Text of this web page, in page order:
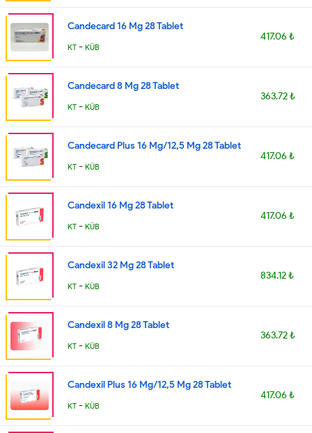
Candecard 16 Mg 28 Tablet
KT - KÜB
417.06 ₺
Candecard 8 Mg 28 Tablet
KT - KÜB
363.72 ₺
Candecard Plus 16 Mg/12,5 Mg 28 Tablet
KT - KÜB
417.06 ₺
Candexil 16 Mg 28 Tablet
KT - KÜB
417.06 ₺
Candexil 32 Mg 28 Tablet
KT - KÜB
834.12 ₺
Candexil 8 Mg 28 Tablet
KT - KÜB
363.72 ₺
Candexil Plus 16 Mg/12,5 Mg 28 Tablet
KT - KÜB
417.06 ₺